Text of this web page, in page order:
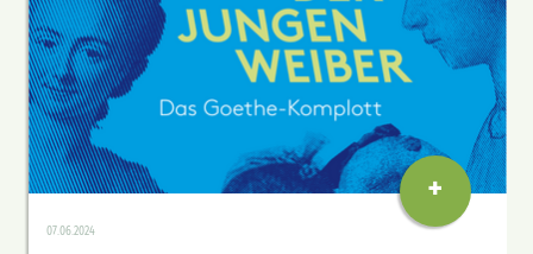
07.06.2024
+